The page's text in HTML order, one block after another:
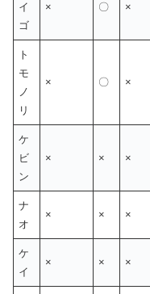
イ
ゴ
× 〇 ×
ト
モ
ノ
リ
× 〇 ×
ケ
ビ
ン
× × ×
ナ
オ
× × ×
ケ
イ
× × ×